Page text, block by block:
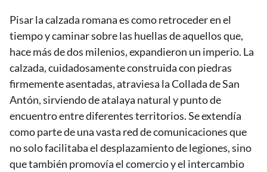
Pisar la calzada romana es como retroceder en el
tiempo y caminar sobre las huellas de aquellos que,
hace más de dos milenios, expandieron un imperio. La
calzada, cuidadosamente construida con piedras
firmemente asentadas, atraviesa la Collada de San
Antón, sirviendo de atalaya natural y punto de
encuentro entre diferentes territorios. Se extendía
como parte de una vasta red de comunicaciones que
no solo facilitaba el desplazamiento de legiones, sino
que también promovía el comercio y el intercambio